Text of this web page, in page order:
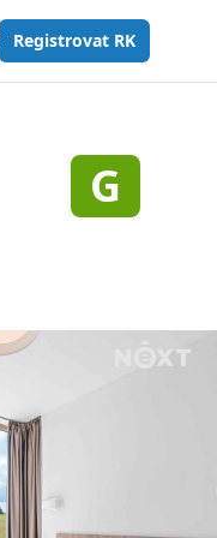
Registrovat RK
G